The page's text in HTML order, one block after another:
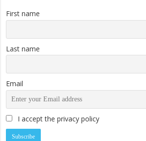
First name
Last name
Email
I accept the privacy policy